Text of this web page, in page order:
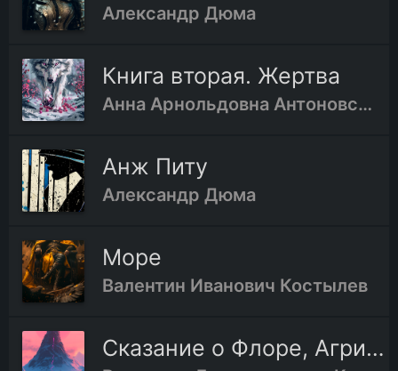
02-11.Глава одиннадцатая
03-01.Глава первая
03-03.Глава третья
03-04.Глава четвёртая
03-05.Глава пятая
03-06.Глава шестая
Александр Дюма
Книга вторая. Жертва
Анна Арнольдовна Антоновская
Анж Питу
Александр Дюма
Море
Валентин Иванович Костылев
Сказание о Флоре, Агриппе и Менахеме, сыне Иегуды